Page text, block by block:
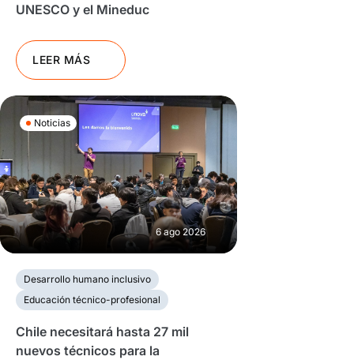
UNESCO y el Mineduc
LEER MÁS
Noticias
6 ago 2026
Desarrollo humano inclusivo
Educación técnico-profesional
Chile necesitará hasta 27 mil
nuevos técnicos para la